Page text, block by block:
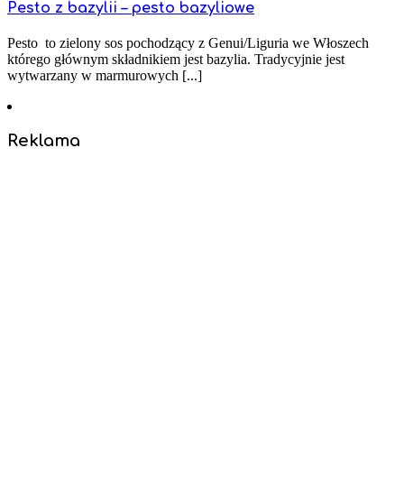
Pesto z bazylii – pesto bazyliowe
Pesto to zielony sos pochodzący z Genui/Liguria we Włoszech
którego głównym składnikiem jest bazylia. Tradycyjnie jest
wytwarzany w marmurowych [...]
Reklama